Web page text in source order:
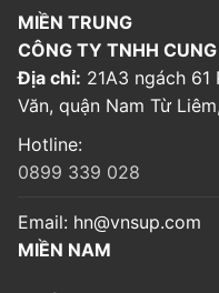
MIỀN TRUNG
CÔNG TY TNHH
Địa chỉ: 21A3 ngách 61
Văn, quận Nam Từ
Hotline:
0899 339 028
Email: hn@vnsup.com
MIỀN NAM